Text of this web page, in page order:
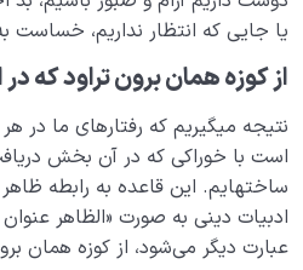
یا جایی که انتظار نداریم،
از کوزه همان برون تراود که
نتیجه می­گیریم که رفتارهای ما
است با خوراکی که در آن بخش
ساخته­ایم. این قاعده به رابطه
ادبیات دینی به صورت «الظاهر
عبارت دیگر می‌شود، از کوزه همان